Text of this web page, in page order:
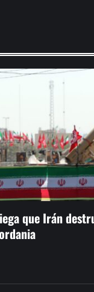
que Irán